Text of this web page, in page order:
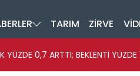
TARIM ZİRVE
YÜZDE 0,7 ARTTI; BEKLENTİ